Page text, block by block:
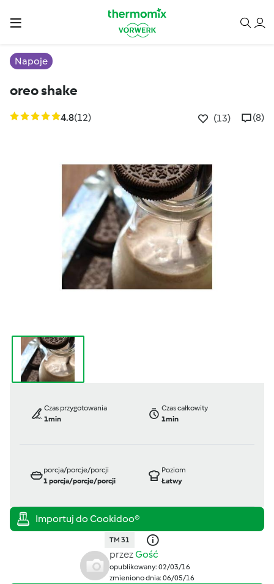
Napoje
oreo shake
4.8(12) (13) (8)
Czas przygotowania
1min
Czas całkowity
1min
porcja/porcje/porcji
1porcja/porcje/porcji
Poziom
Łatwy
TM 31
przezGość
opublikowany: 02/03/16
zmieniono dnia: 06/05/16